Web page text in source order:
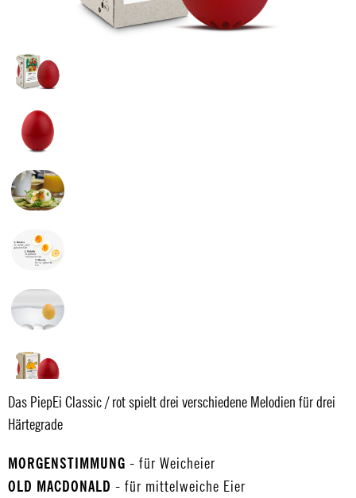
Das PiepEi Classic / rot spielt drei verschiedene Melodien für drei
Härtegrade
MORGENSTIMMUNG - für Weicheier
OLD MACDONALD - für mittelweiche Eier